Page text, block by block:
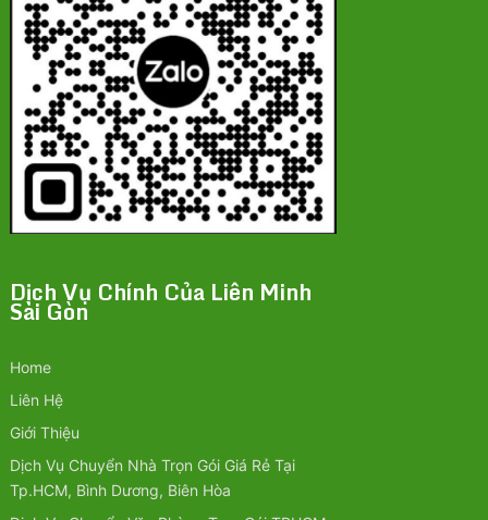
Dịch Vụ Chính Của Liên Minh
Sài Gòn
Home
Liên Hệ
Giới Thiệu
Dịch Vụ Chuyển Nhà Trọn Gói Giá Rẻ Tại
Tp.HCM, Bình Dương, Biên Hòa